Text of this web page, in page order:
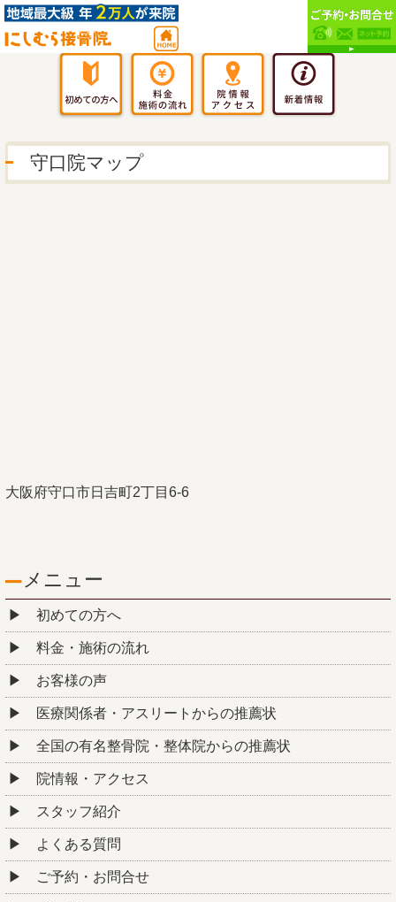
守口院マップ
大阪府守口市日吉町2丁目6-6
メニュー
初めての方へ
料金・施術の流れ
お客様の声
医療関係者・アスリートからの推薦状
全国の有名整骨院・整体院からの推薦状
院情報・アクセス
スタッフ紹介
よくある質問
ご予約・お問合せ